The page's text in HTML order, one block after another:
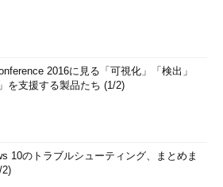
2016に見る「可視化」「検出」
を支援する製品たち (1/2)
10のトラブルシューティング、まとめま
2)